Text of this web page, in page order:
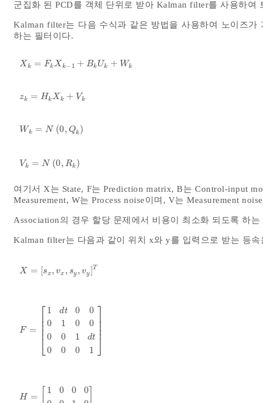
군집화 된 PCD를 객체 단위로 받아 Kalman filter를 사용하여
Kalman filter는 다음 수식과 같은 방법을 사용하여 노이즈
하는 필터이다.
X k = FkX k− 1 + Bk Uk + Wk
Xk=FkX k-1+BkUk +W
zk = HkX k + Vk
zk=HkX k+Vk
Wk = N (0, Qk )
W k= N0,Qk
Vk = N (0, Rk )
V k= N0,Rk
여기서 X는 State, F는 Prediction matrix, B는 Control-input
Measurement, W는 Process noise이며, V는 Measurement
Association의 경우 할당 문제에서 비용이 최소화 되도록 하
Kalman filter는 다음과 같이 위치 x와 y를 입력으로 받는 등
X = sx , vx , sy , vy ]T
X =sx,vx,sy,vyT
F =
⎡
⎣
⎢⎢⎢⎢
1
0
0
0
dt
1
0
0
0
0
1
0
0
0
dt
1
⎤
⎦
⎥⎥⎥⎥
F=1 t dt
H =
1 0 0
0]
H=